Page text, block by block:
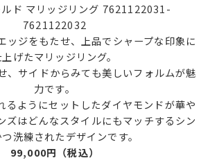
ド マリッジリング 7621122031-
7621122032
ッジをもたせ、上品でシャープな印象に
げたマリッジリング。
、サイドからみても美しいフォルムが魅
力です。
るようにセットしたダイヤモンドが華や
ズはどんなスタイルにもマッチするシン
洗練されたデザインです。
99,000円（税込）